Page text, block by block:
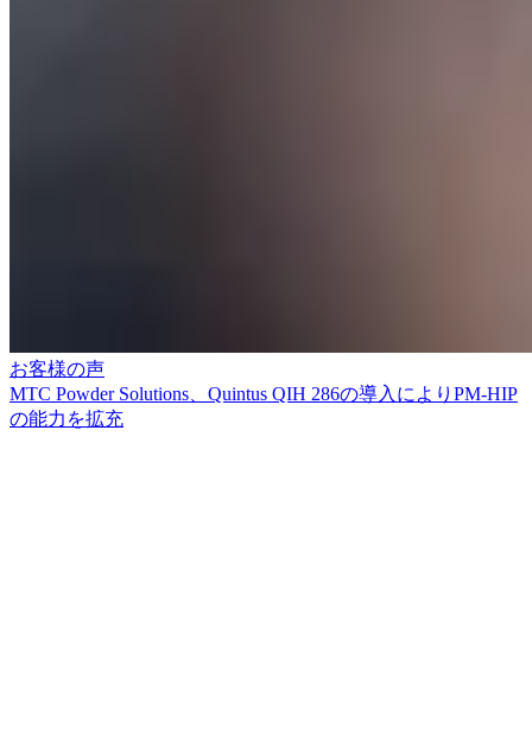
お客様の声
MTC Powder Solutions、Quintus QIH 286の導入によりPM-HIP
の能力を拡充